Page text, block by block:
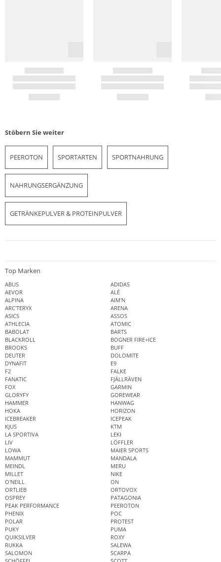
Stöbern Sie weiter
PEEROTON SPORTARTEN SPORTNAHRUNG
NAHRUNGSERGÄNZUNG
GETRÄNKEPULVER & PROTEINPULVER
Top Marken
ABUS
ADIDAS
AEVOR
ALÉ
ALPINA
AIM'N
ARC'TERYX
ARENA
ASICS
ASSOS
ATHLECIA
ATOMIC
BABOLAT
BARTS
BLACKROLL
BOGNER FIRE+ICE
BROOKS
BUFF
DEUTER
DOLOMITE
DYNAFIT
E9
F2
FALKE
FANATIC
FJÄLLRÄVEN
FOX
GARMIN
GLORYFY
GOREWEAR
HAMMER
HANWAG
HOKA
HORIZON
ICEBREAKER
ICEPEAK
KJUS
KTM
LA SPORTIVA
LEKI
LIV
LÖFFLER
LOWA
MAIER SPORTS
MAMMUT
MANDALA
MEINDL
MERU
MILLET
NIKE
O'NEILL
ON
ORTLIEB
ORTOVOX
OSPREY
PATAGONIA
PEAK PERFORMANCE
PEEROTON
PHENIX
POC
POLAR
PROTEST
PUKY
PUMA
QUIKSILVER
ROXY
RUKKA
SALEWA
SALOMON
SCARPA